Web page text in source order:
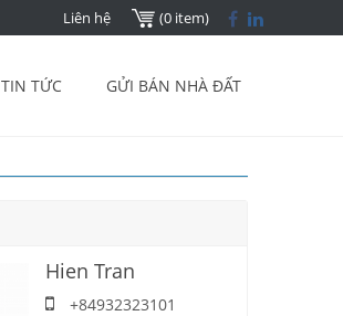
Liên hệ (0 item)
TIN TỨC GỬI BÁN NHÀ ĐẤT
Hien Tran
+84932323101